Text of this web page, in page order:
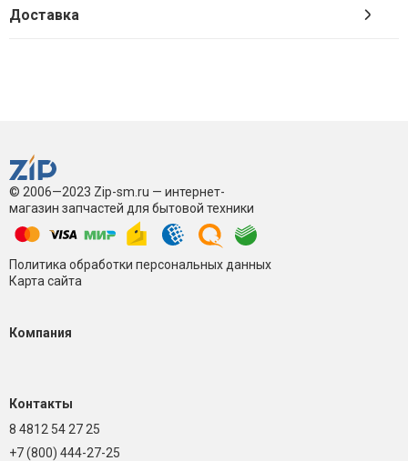
Доставка
© 2006—2023 Zip-sm.ru — интернет-
магазин запчастей для бытовой техники
Политика обработки персональных данных
Карта сайта
Компания
Контакты
8 4812 54 27 25
+7 (800) 444-27-25